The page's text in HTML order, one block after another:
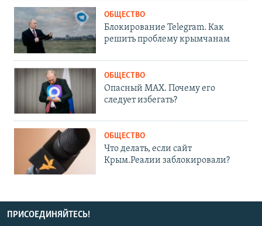
ОБЩЕСТВО
Блокирование Telegram. Как
решить проблему крымчанам
ОБЩЕСТВО
Опасный MAX. Почему его
следует избегать?
ОБЩЕСТВО
Что делать, если сайт
Крым.Реалии заблокировали?
ПРИСОЕДИНЯЙТЕСЬ!